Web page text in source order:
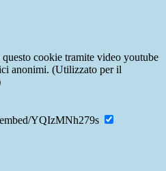
cookie tramite video youtube
anonimi. (Utilizzato per il
YQIzMNh279s